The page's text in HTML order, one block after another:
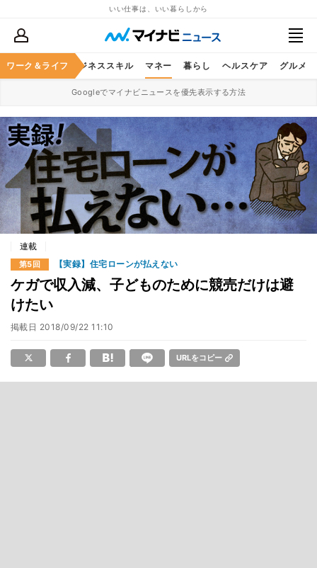
いい仕事は、いい暮らしから
ワーク＆ライフ
キャリア ビジネススキル マネー 暮らし ヘルスケア グルメ
Googleでマイナビニュースを優先表示する方法
連載
第5回 【実録】住宅ローンが払えない
ケガで収入減、子どものために競売だけは避
けたい
掲載日 2018/09/22 11:10
URLをコピー